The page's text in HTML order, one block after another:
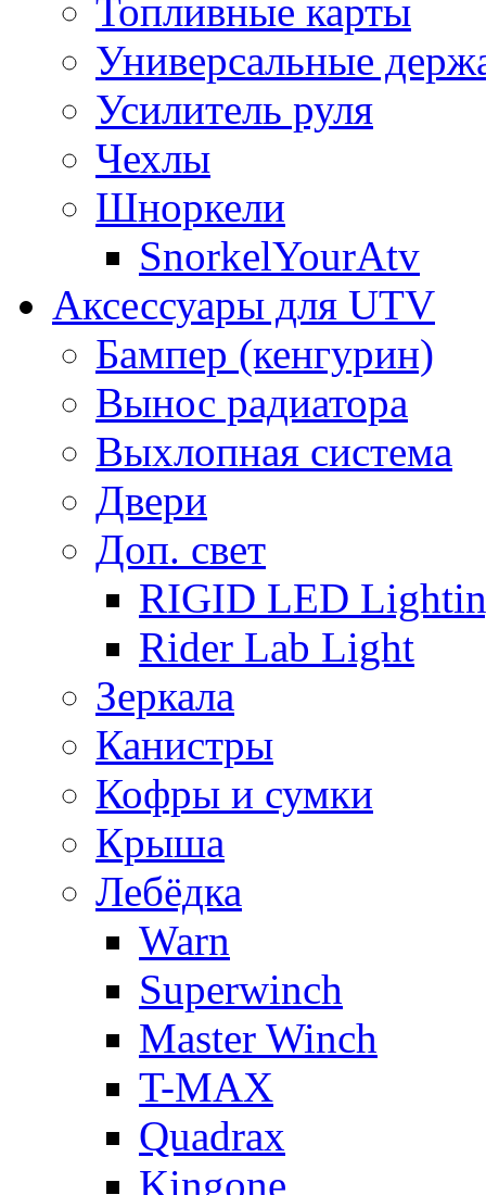
Топливные карты
Универсальные
Усилитель руля
Чехлы
Шноркели
SnorkelYourAtv
Аксессуары для UTV
Бампер (кенгурин)
Вынос радиатора
Выхлопная система
Двери
Доп. свет
RIGID LED
Rider Lab Light
Зеркала
Канистры
Кофры и сумки
Крыша
Лебёдка
Warn
Superwinch
Master Winch
T-MAX
Quadrax
Kingone